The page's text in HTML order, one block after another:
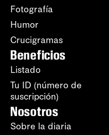
Fotografía
Humor
Crucigramas
Beneficios
Listado
Tu ID (número de
suscripción)
Nosotros
Sobre la diaria